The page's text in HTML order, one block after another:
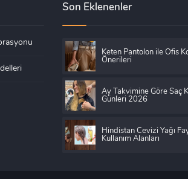
Son Eklenenler
Keten Pantolon ile Ofis
Önerileri
Ay Takvimine Göre Saç
Günleri 2026
Hindistan Cevizi Yağı
Kullanım Alanları